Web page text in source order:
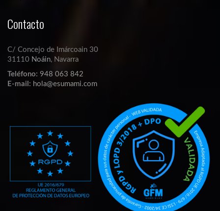
Contacto
C/ Concejo de Imárcoain 30
31110 Noáin, Navarra
Teléfono: 948 063 842
E-mail: hola@esumami.com